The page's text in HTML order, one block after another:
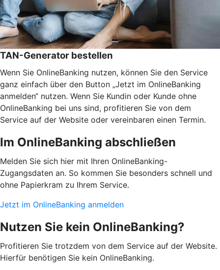
TAN-Generator bestellen
Wenn Sie OnlineBanking nutzen, können Sie den Service
ganz einfach über den Button „Jetzt im OnlineBanking
anmelden“ nutzen. Wenn Sie Kundin oder Kunde ohne
OnlineBanking bei uns sind, profitieren Sie von dem
Service auf der Website oder vereinbaren einen Termin.
Im OnlineBanking abschließen
Melden Sie sich hier mit Ihren OnlineBanking-
Zugangsdaten an. So kommen Sie besonders schnell und
ohne Papierkram zu Ihrem Service.
Jetzt im OnlineBanking anmelden
Nutzen Sie kein OnlineBanking?
Profitieren Sie trotzdem von dem Service auf der Website.
Hierfür benötigen Sie kein OnlineBanking.